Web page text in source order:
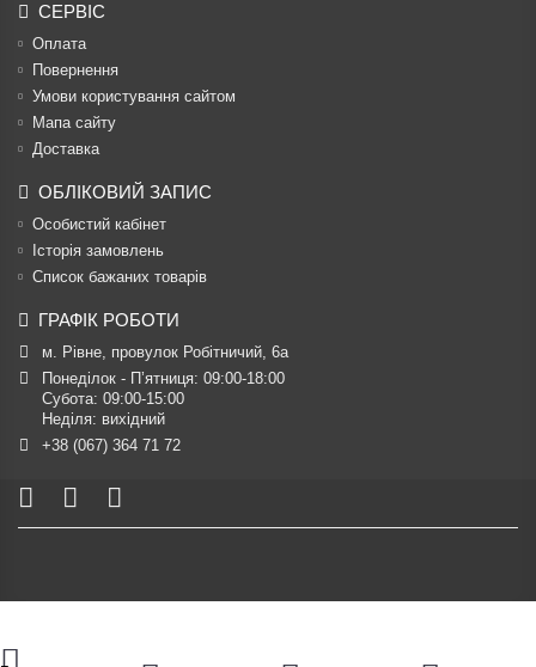
СЕРВІС
Оплата
Повернення
Умови користування сайтом
Мапа сайту
Доставка
ОБЛІКОВИЙ ЗАПИС
Особистий кабінет
Історія замовлень
Список бажаних товарів
ГРАФІК РОБОТИ
м. Рівне, провулок Робітничий, 6а
Понеділок - П’ятниця: 09:00-18:00
Субота: 09:00-15:00
Неділя: вихідний
+38 (067) 364 71 72